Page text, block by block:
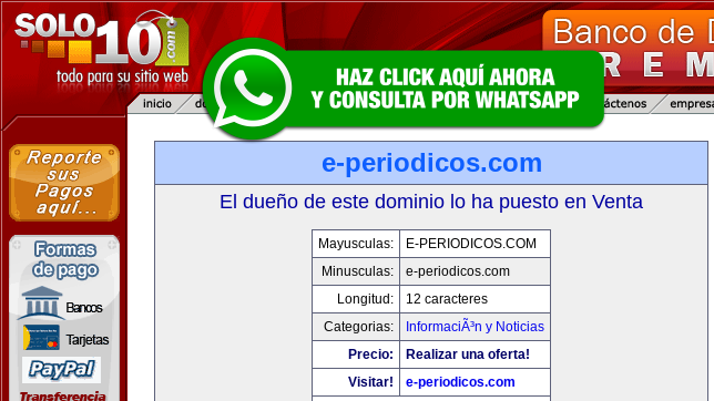
e-periodicos.com
El dueño de este dominio lo ha puesto en Venta
Mayusculas:
E-PERIODICOS.COM
Minusculas:
e-periodicos.com
Longitud:
12 caracteres
Categorias:
InformaciÃ³n y Noticias
Precio:
Realizar una oferta!
Visitar!
e-periodicos.com